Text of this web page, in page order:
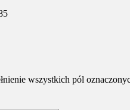
wszystkich pól